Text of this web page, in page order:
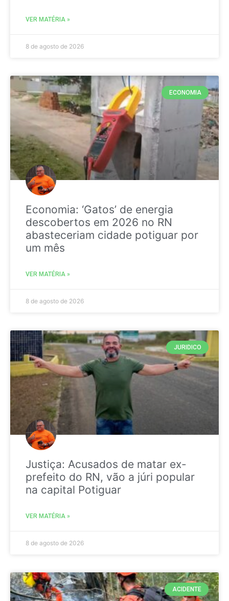
VER MATÉRIA »
8 de agosto de 2026
ECONOMIA
Economia: ‘Gatos’ de energia
descobertos em 2026 no RN
abasteceriam cidade potiguar por
um mês
VER MATÉRIA »
8 de agosto de 2026
JURIDICO
Justiça: Acusados de matar ex-
prefeito do RN, vão a júri popular
na capital Potiguar
VER MATÉRIA »
8 de agosto de 2026
ACIDENTE